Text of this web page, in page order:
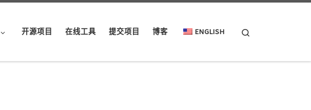
开源项目 在线工具 提交项目 博客 ENGLISH